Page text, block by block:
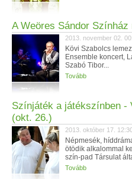
A Weöres Sándor
2013. november 02.
Kövi Szabolcs
Ensemble koncert,
Szabó Tibor...
Tovább
Színjáték a játékszínben -
(okt. 26.)
2013. október 17.
Népmesék,
ötödik alkalommal
szín-pad Társulat
Tovább